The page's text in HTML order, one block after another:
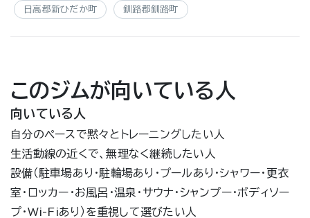
日高郡新ひだか町 釧路郡釧路町
このジムが向いている人
向いている人
自分のペースで黙々とトレーニングしたい人
生活動線の近くで、無理なく継続したい人
設備（駐車場あり・駐輪場あり・プールあり・シャワー・更衣
室・ロッカー・お風呂・温泉・サウナ・シャンプー・ボディソー
プ・Wi-Fiあり）を重視して選びたい人